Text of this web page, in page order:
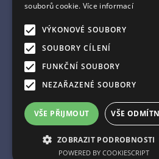
ESHOP
Martin
+420 608 554 666
info@home-
Copyright ©home-deco.cz,provozováno
souborů cookie. Více informací
VÝKONOVÉ SOUBORY
SOUBORY CÍLENÍ
FUNKČNÍ SOUBORY
NEZAŘAZENÉ SOUBORY
VŠE PŘIJMOUT VŠE
ZOBRAZIT PODROBNOSTI
POWERED BY COOKIESCRIPT